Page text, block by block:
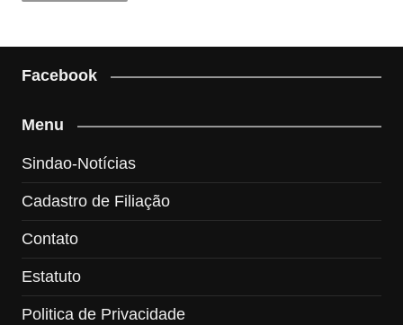
Facebook
Menu
Sindao-Notícias
Cadastro de Filiação
Contato
Estatuto
Politica de Privacidade